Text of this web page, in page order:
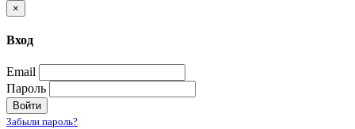
×
Вход
Email
Пароль
Войти
Забыли пароль?